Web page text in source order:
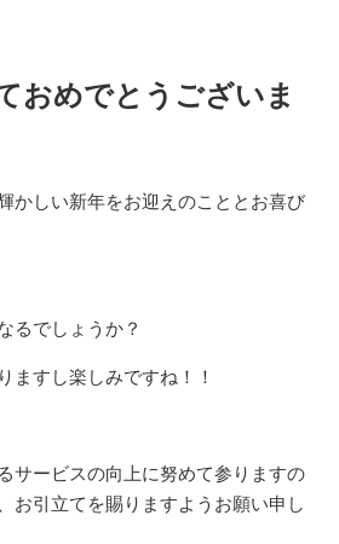
おめでとうございま
かしい新年をお迎えのこととお喜び
るでしょうか？
ますし楽しみですね！！
サービスの向上に努めて参りますの
お引立てを賜りますようお願い申し